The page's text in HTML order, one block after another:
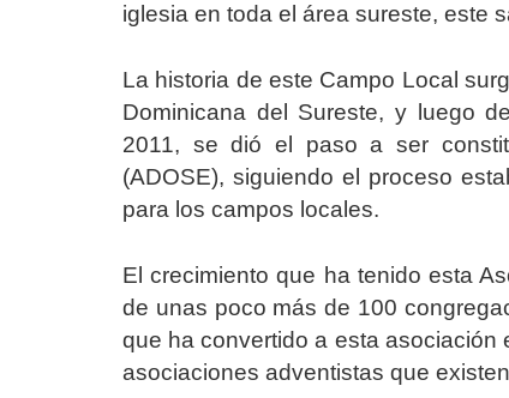
iglesia en toda el área sureste, este
La historia de este Campo Local
Dominicana del Sureste, y luego
2011, se dió el paso a ser
(ADOSE), siguiendo el proceso
para los campos locales.
El crecimiento que ha tenido esta
de unas poco más de 100
que ha convertido a esta asociación
asociaciones adventistas que